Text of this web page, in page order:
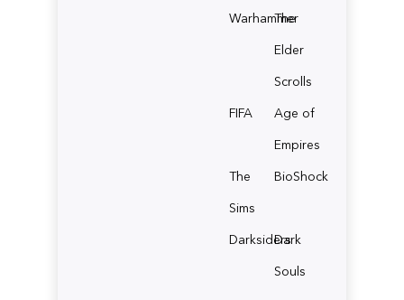
Warhammer
The
Elder
Scrolls
FIFA
Age of
Empires
The
Sims
BioShock
Darksiders
Dark
Souls